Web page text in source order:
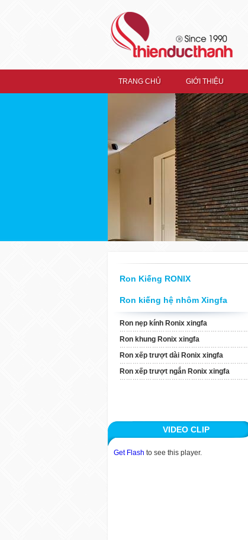
TRANG CHỦ GIỚI THIỆU
Ron Kiếng RONIX
Ron kiếng hệ nhôm Xingfa
Ron nẹp kính Ronix xingfa
Ron khung Ronix xingfa
Ron xếp trượt dài Ronix xingfa
Ron xếp trượt ngắn Ronix xingfa
VIDEO CLIP
Get Flash to see this player.